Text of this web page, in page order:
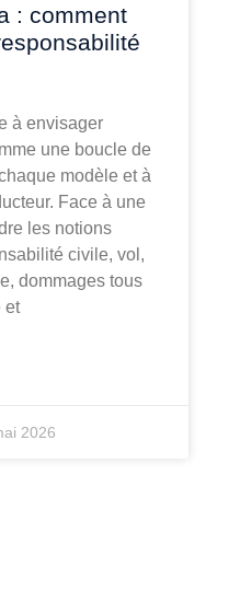
: comment
à envisager
une boucle de
modèle et à
Face à une
les notions
civile, vol,
dommages tous
et
2026